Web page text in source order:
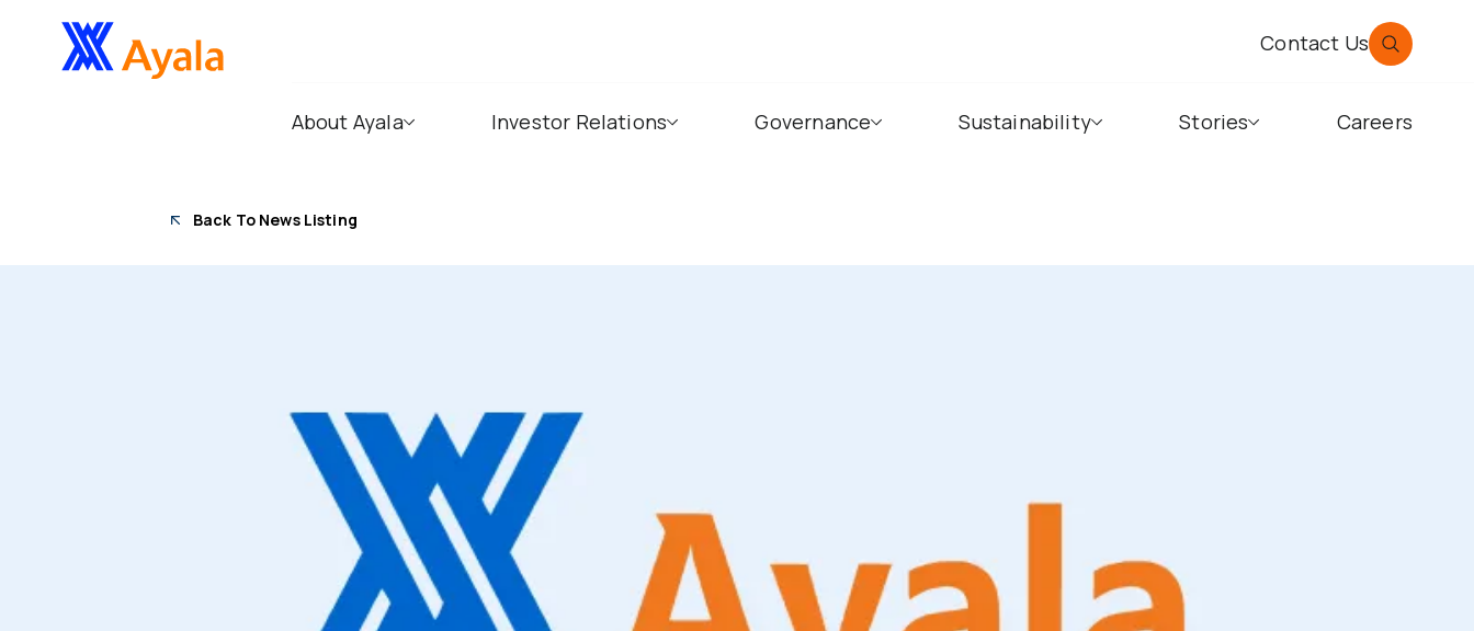
Contact Us
About Ayala Investor Relations Governance Sustainability Stories Careers
Back To News Listing